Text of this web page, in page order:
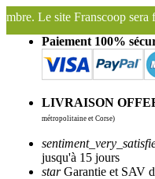
fermé du 1er Août au 27
Paiement 100%
LIVRAISON
métropolitaine et Corse)
jusqu'à 15 jours
starGarantie et SAV